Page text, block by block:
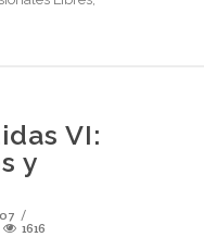
VI:
y
1616